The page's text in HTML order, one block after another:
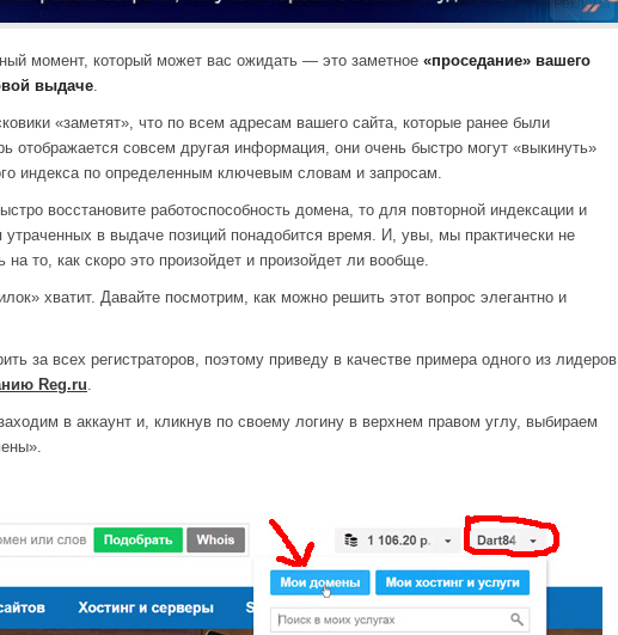
Реклама
момент, который может вас ожидать — это заметное «проседание» вашего
выдаче.
«заметят», что по всем адресам вашего сайта, которые ранее были
отображается совсем другая информация, они очень быстро могут «выкинуть»
индекса по определенным ключевым словам и запросам.
восстановите работоспособность домена, то для повторной индексации и
утраченных в выдаче позиций понадобится время. И, увы, мы практически не
на то, как скоро это произойдет и произойдет ли вообще.
хватит. Давайте посмотрим, как можно решить этот вопрос элегантно и
за всех регистраторов, поэтому приведу в качестве примера одного из лидеров
Reg.ru.
в аккаунт и, кликнув по своему логину в верхнем правом углу, выбираем